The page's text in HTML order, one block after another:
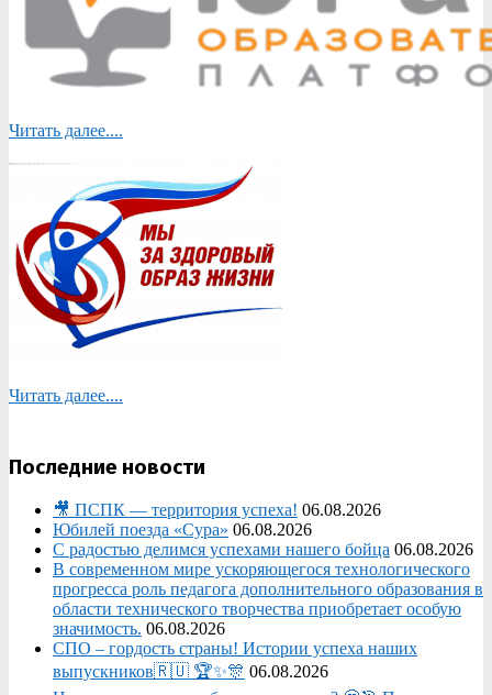
Читать далее....
Читать далее....
Последние новости
🎥 ПСПК — территория успеха! 06.08.2026
Юбилей поезда «Сура» 06.08.2026
С радостью делимся успехами нашего бойца 06.08.2026
В современном мире ускоряющегося технологического
прогресса роль педагога дополнительного образования в
области технического творчества приобретает особую
значимость. 06.08.2026
СПО – гордость страны! Истории успеха наших
выпускников🇷🇺 🏆✨🎊 06.08.2026